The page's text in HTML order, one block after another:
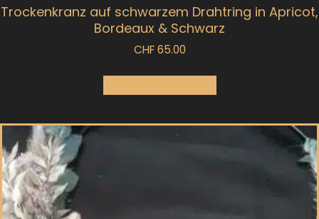
Trockenkranz auf schwarzem Drahtring in Apricot,
Bordeaux & Schwarz
CHF65.00